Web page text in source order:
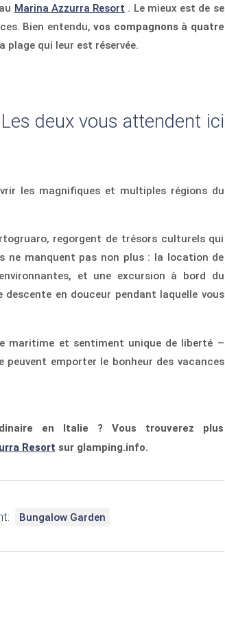
Marina Azzurra Resort . Le mieux est de se
Bien entendu,vos compagnons à quatre
plage qui leur est réservée.
deux vous attendent ici
les magnifiques et multiples régions du
regorgent de trésors culturels qui
ne manquent pas non plus : la location de
et une excursion à bord du
en douceur pendant laquelle vous
maritime et sentiment unique de liberté –
emporter le bonheur des vacances
en Italie ? Vous trouverez plus
Resort sur glamping.info.
Bungalow Garden